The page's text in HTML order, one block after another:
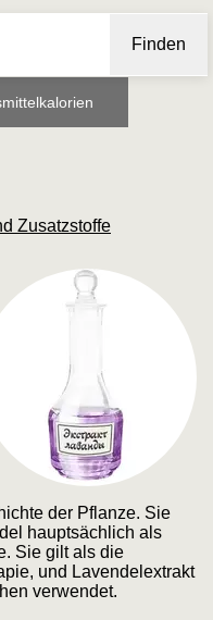
Finden
Zusatzstoffe
der Pflanze. Sie
hauptsächlich als
Sie gilt als die
und Lavendelextrakt
verwendet.